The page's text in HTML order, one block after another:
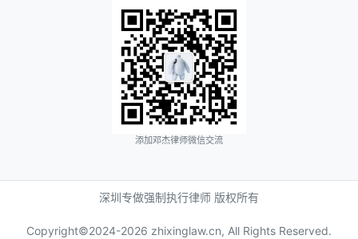
添加邓杰律师微信交流
深圳专做强制执行律师 版权所有
Copyright©2024-2026 zhixinglaw.cn, All Rights Reserved.